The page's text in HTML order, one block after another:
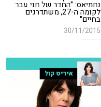
נחמיאס: "החדר של חני עבר
לקומה ה-27, משתדרגים
בחיים"
30/11/2015
איריס קול